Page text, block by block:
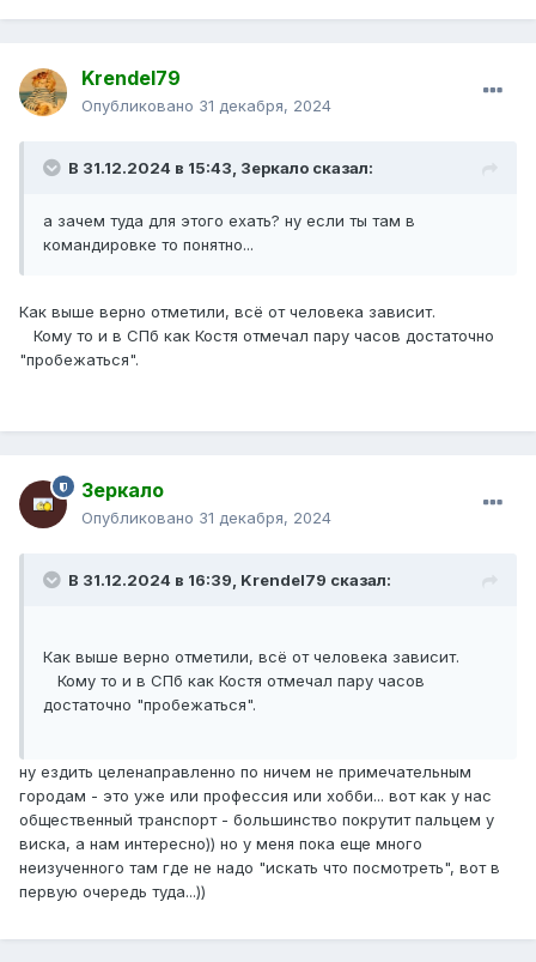
Krendel79
Опубликовано 31 декабря, 2024
В 31.12.2024 в 15:43, Зеркало сказал:
а зачем туда для этого ехать? ну если ты там в
командировке то понятно...
Как выше верно отметили, всё от человека зависит.
Кому то и в СПб как Костя отмечал пару часов достаточно
"пробежаться".
Зеркало
Опубликовано 31 декабря, 2024
В 31.12.2024 в 16:39, Krendel79 сказал:
Как выше верно отметили, всё от человека зависит.
Кому то и в СПб как Костя отмечал пару часов
достаточно "пробежаться".
ну ездить целенаправленно по ничем не примечательным
городам - это уже или профессия или хобби... вот как у нас
общественный транспорт - большинство покрутит пальцем у
виска, а нам интересно)) но у меня пока еще много
неизученного там где не надо "искать что посмотреть", вот в
первую очередь туда...))